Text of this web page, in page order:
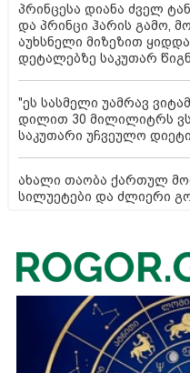
პრინცესა დიანა ძველ
და პრინცი ჰარის გამო,
აუხსნელი მიზეზით
დეტალებზე საკუთარ
"ეს სასმელი უამრავ
დილით 30 მილილიტრს
საკუთარი უჩვეულო
ახალი თაობა ქართულ
სილუეტები და ძლიერი